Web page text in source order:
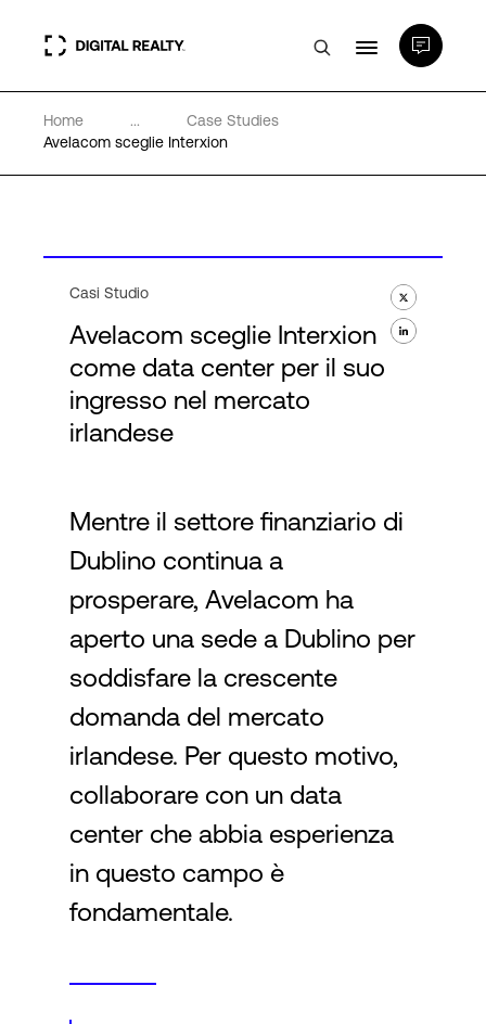
Data center
Competenze e Risorse
Chi Siamo
Accesso
Home ...
Case Studies
Avelacom sceglie Interxion
Casi Studio
Avelacom sceglie Interxion
come data center per il suo
ingresso nel mercato
irlandese
Mentre il settore finanziario di
Dublino continua a
prosperare, Avelacom ha
aperto una sede a Dublino per
soddisfare la crescente
domanda del mercato
irlandese. Per questo motivo,
collaborare con un data
center che abbia esperienza
in questo campo è
fondamentale.